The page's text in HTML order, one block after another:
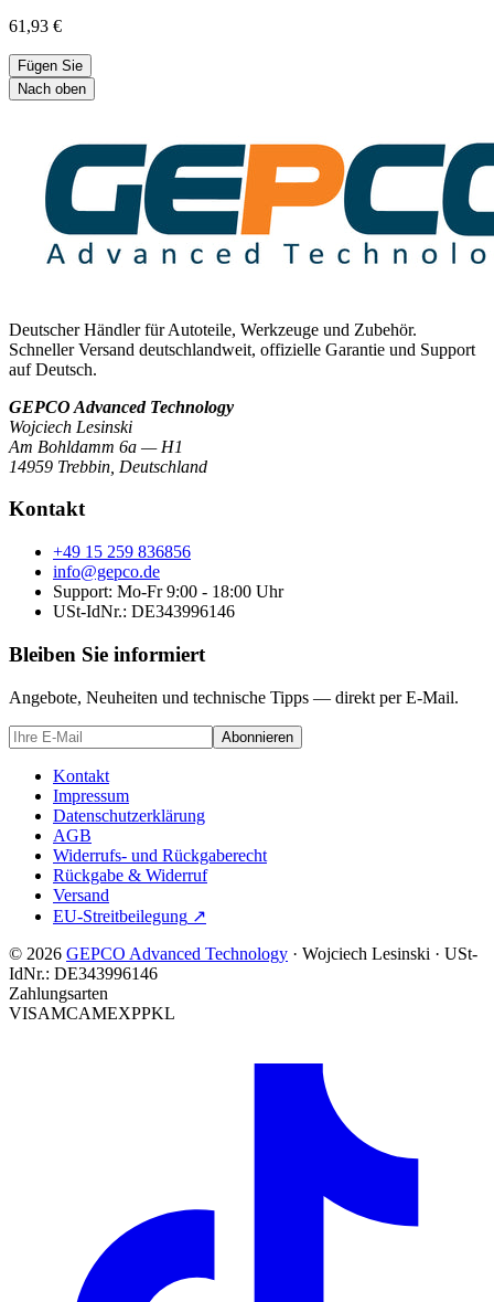
61,93 €
Fügen Sie
Nach oben
Deutscher Händler für Autoteile, Werkzeuge und Zubehör.
Schneller Versand deutschlandweit, offizielle Garantie und Support
auf Deutsch.
GEPCO Advanced Technology
Wojciech Lesinski
Am Bohldamm 6a — H1
14959 Trebbin Deutschland
Kontakt
+49 15 259 836856
info@gepco.de
Support: Mo-Fr 9:00 - 18:00 Uhr
USt-IdNr.: DE343996146
Bleiben Sie informiert
Angebote, Neuheiten und technische Tipps — direkt per E-Mail.
Abonnieren
Kontakt
Impressum
Datenschutzerklärung
AGB
Widerrufs- und Rückgaberecht
Rückgabe & Widerruf
Versand
EU-Streitbeilegung ↗
© 2026 GEPCO Advanced Technology · Wojciech Lesinski · USt-
IdNr.: DE343996146
Zahlungsarten
VISAMCAMEXPPKL